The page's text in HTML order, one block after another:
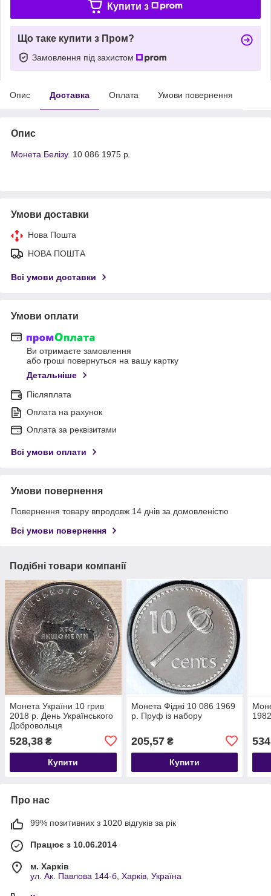
Купити з
Що таке купити з Пром?
Замовлення під захистом
Опис Доставка Оплата Умови повернення
Опис
Монета Белізу. 10 086 1975 р.
Умови доставки
Нова Пошта
НОВА ПОШТА
Всі умови доставки
Умови оплати
Ви отримаєте замовлення
або гроші повернуться на вашу картку
Детальніше
Післяплата
Оплата на рахунок
Оплата за реквізитами
Всі умови оплати
Умови повернення
Повернення товару впродовж 14 днів за домовленістю
Всі умови повернення
Подібні товари компанії
Монета України 10 грив
2018 р. День Українського
Добровольця
528,38 ₴
Купити
Монета Фіджі 10 086 1969
р. Пруф із набору
205,57₴
Купити
Про нас
99% позитивних з 1020 відгуків за рік
Працює з 10.06.2014
м. Харків
ул. Ак. Павлова 144-б, Харків, Україна